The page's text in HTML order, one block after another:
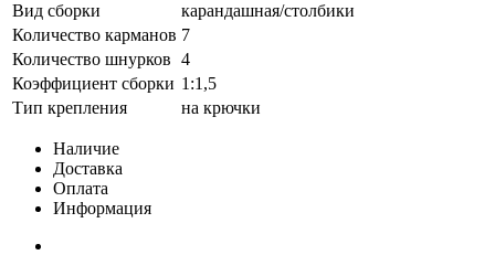
Вид сборки
карандашная/столбики
Количество карманов 7
Количество шнурков 4
Коэффициент сборки 1:1,5
Тип крепления
на крючки
Наличие
Доставка
Оплата
Информация